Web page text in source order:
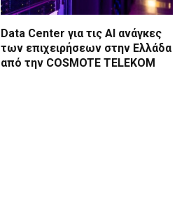
Data Center για τις ΑΙ ανάγκες
των επιχειρήσεων στην Ελλάδα
από την COSMOTE TELEKOM